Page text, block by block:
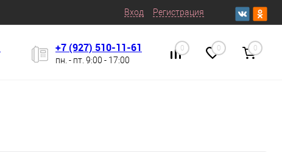
Вход Регистрация
+7 (927) 510-11-61
пн. - пт. 9:00 - 17:00
0 0 0